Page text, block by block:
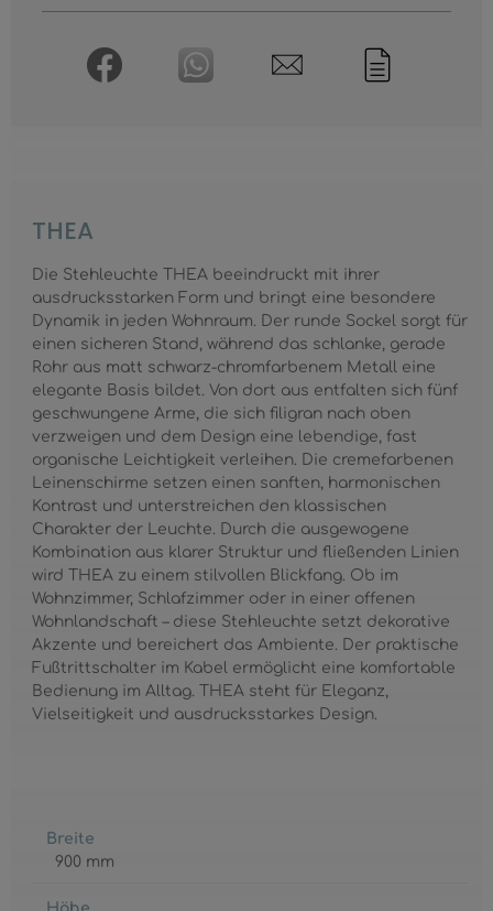
THEA
Die Stehleuchte THEA beeindruckt mit ihrer
ausdrucksstarken Form und bringt eine besondere
Dynamik in jeden Wohnraum. Der runde Sockel sorgt für
einen sicheren Stand, während das schlanke, gerade
Rohr aus matt schwarz-chromfarbenem Metall eine
elegante Basis bildet. Von dort aus entfalten sich fünf
geschwungene Arme, die sich filigran nach oben
verzweigen und dem Design eine lebendige, fast
organische Leichtigkeit verleihen. Die cremefarbenen
Leinenschirme setzen einen sanften, harmonischen
Kontrast und unterstreichen den klassischen
Charakter der Leuchte. Durch die ausgewogene
Kombination aus klarer Struktur und fließenden Linien
wird THEA zu einem stilvollen Blickfang. Ob im
Wohnzimmer, Schlafzimmer oder in einer offenen
Wohnlandschaft – diese Stehleuchte setzt dekorative
Akzente und bereichert das Ambiente. Der praktische
Fußtrittschalter im Kabel ermöglicht eine komfortable
Bedienung im Alltag. THEA steht für Eleganz,
Vielseitigkeit und ausdrucksstarkes Design.
Breite
900 mm